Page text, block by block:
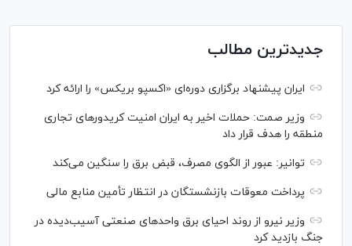
جدیدترین مطالب
ایران پیشنهاد برگزاری دوره‌ای «اکسپو بریکس» را ارائه کرد
وزیر صمت: حملات اخیر به ایران امنیت کریدورهای تجاری
منطقه را هدف قرار داد
توانیر: عبور از الگوی مصرف، قبض برق را سنگین می‌کند
پرداخت معوقات بازنشستگان در انتظار تأمین منابع مالی
وزیر نیرو از روند احیای برق واحدهای صنعتی آسیب‌دیده در
جنگ بازدید کرد